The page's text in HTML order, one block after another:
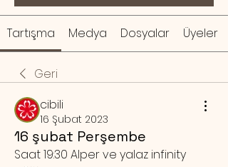
Tartışma Medya Dosyalar Üyeler
Geri
cibili
16 Şubat 2023
16 şubat Perşembe
Saat 19:30 Alper ve yalaz infinity